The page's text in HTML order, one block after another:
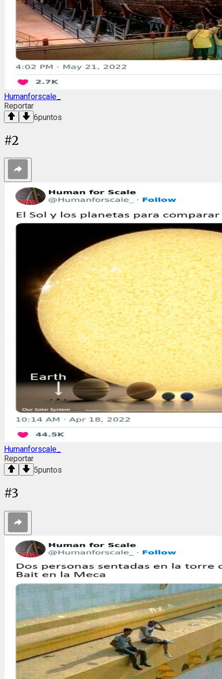
Humanforscale_
Reportar
6puntos
#2
Humanforscale_
Reportar
5puntos
#3